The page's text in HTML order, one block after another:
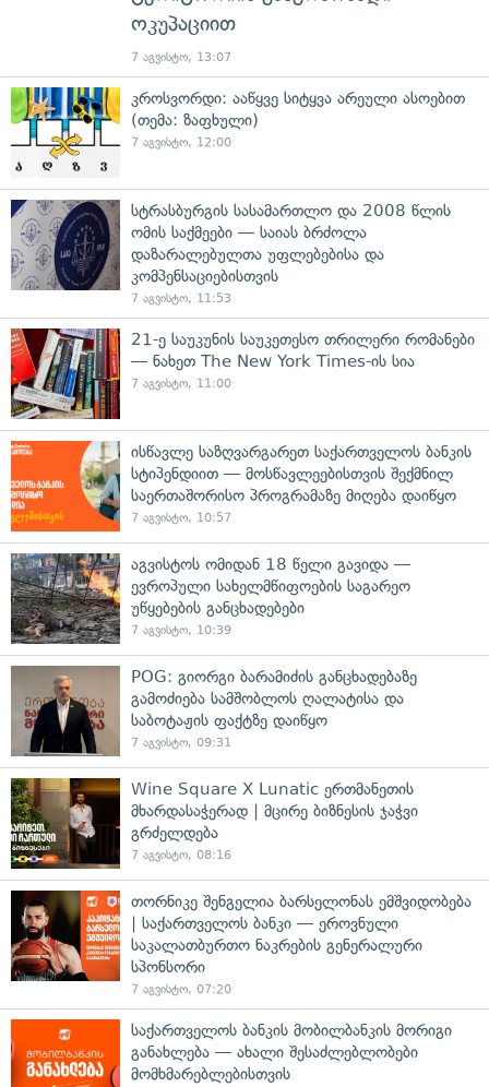
ოკუპაციით
7 აგვისტო, 13:07
კროსვორდი: ააწყვე სიტყვა არეული ასოებით
(თემა: ზაფხული)
7 აგვისტო, 12:00
სტრასბურგის სასამართლო და 2008 წლის
ომის საქმეები — საიას ბრძოლა
დაზარალებულთა უფლებებისა და
კომპენსაციებისთვის
7 აგვისტო, 11:53
21-ე საუკუნის საუკეთესო თრილერი რომანები
— ნახეთ The New York Times-ის სია
7 აგვისტო, 11:00
ისწავლე საზღვარგარეთ საქართველოს ბანკის
სტიპენდიით — მოსწავლეებისთვის შექმნილ
საერთაშორისო პროგრამაზე მიღება დაიწყო
7 აგვისტო, 10:57
აგვისტოს ომიდან 18 წელი გავიდა —
ევროპული სახელმწიფოების საგარეო
უწყებების განცხადებები
7 აგვისტო, 10:39
POG: გიორგი ბარამიძის განცხადებაზე
გამოძიება სამშობლოს ღალატისა და
საბოტაჟის ფაქტზე დაიწყო
7 აგვისტო, 09:31
Wine Square X Lunatic ერთმანეთის
მხარდასაჭერად | მცირე ბიზნესის ჯაჭვი
გრძელდება
7 აგვისტო, 08:16
თორნიკე შენგელია ბარსელონას ემშვიდობება
| საქართველოს ბანკი — ეროვნული
საკალათბურთო ნაკრების გენერალური
სპონსორი
7 აგვისტო, 07:20
საქართველოს ბანკის მობილბანკის მორიგი
განახლება — ახალი შესაძლებლობები
მომხმარებლებისთვის